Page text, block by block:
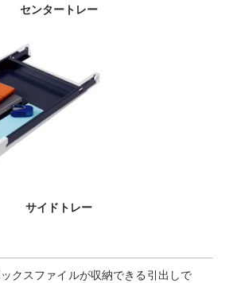
センタートレー
サイドトレー
クスファイルが収納できる引出しで